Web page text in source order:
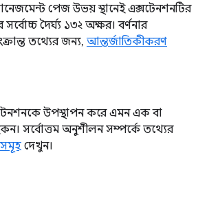
পেজ উভয় স্থানেই এক্সটেনশনটির
সর্বোচ্চ দৈর্ঘ্য ১৩২ অক্ষর। বর্ণনার
তথ্যের জন্য, আন্তর্জাতিকীকরণ
উপস্থাপন করে এমন এক বা
সর্বোত্তম অনুশীলন সম্পর্কে তথ্যের
দেখুন।